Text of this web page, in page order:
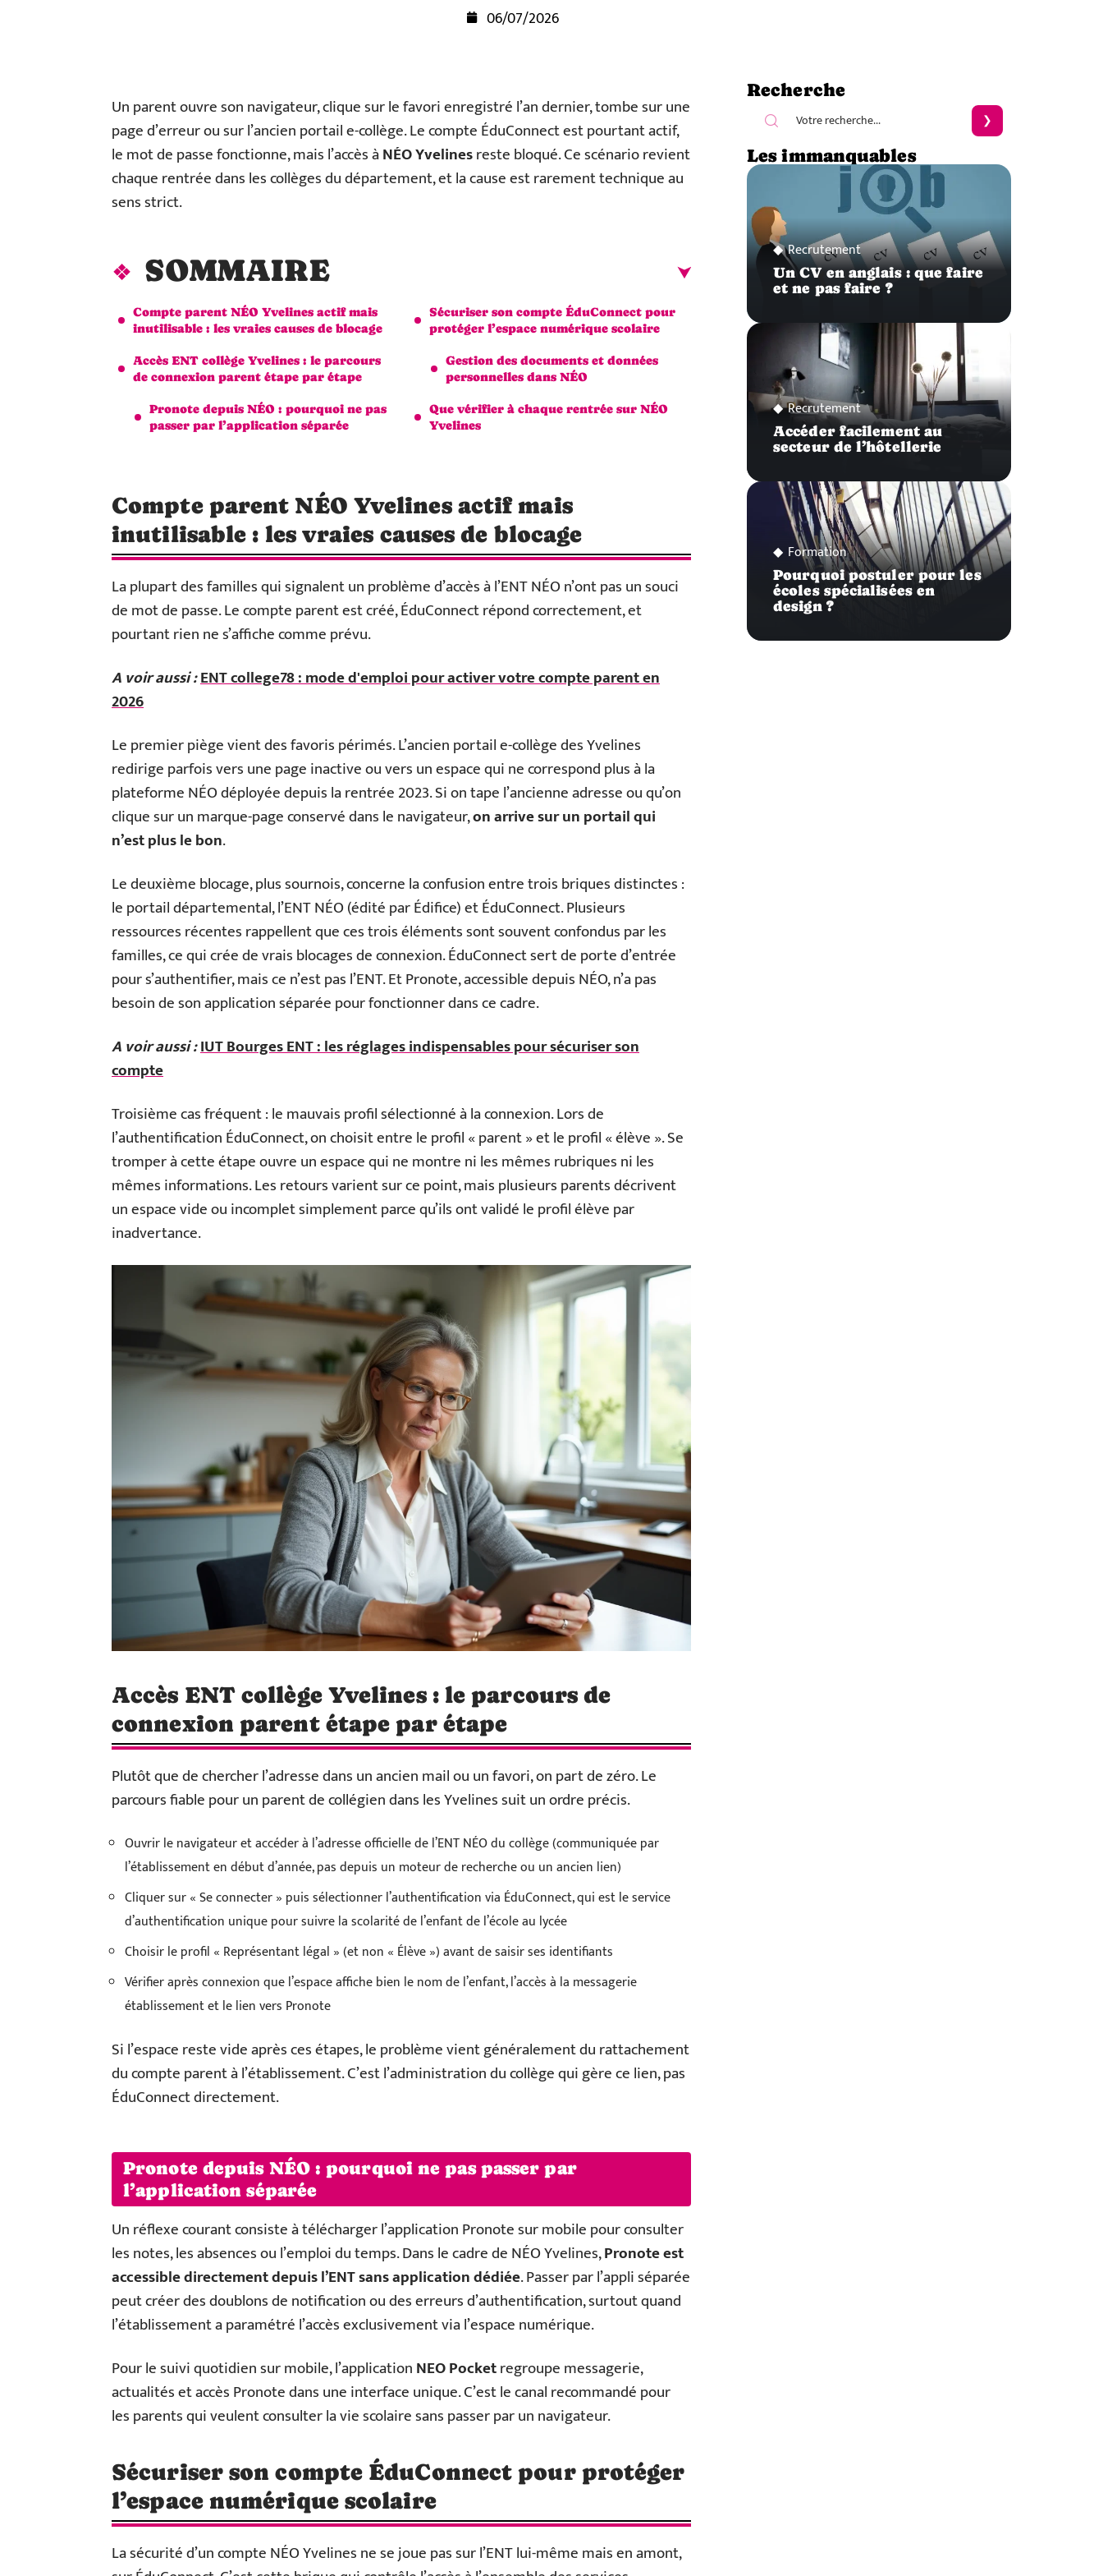
06/07/2026
Un parent ouvre son navigateur, clique sur le favori enregistré l’an dernier, tombe sur une
page d’erreur ou sur l’ancien portail e-collège. Le compte ÉduConnect est pourtant actif,
le mot de passe fonctionne, mais l’accès àNÉO Yvelinesreste bloqué. Ce scénario revient
chaque rentrée dans les collèges du département, et la cause est rarement technique au
sens strict.
SOMMAIRE
Compte parent NÉO Yvelines actif mais
inutilisable : les vraies causes de blocage
Accès ENT collège Yvelines : le parcours
de connexion parent étape par étape
Pronote depuis NÉO : pourquoi ne pas
passer par l’application séparée
Sécuriser son compte ÉduConnect pour
protéger l’espace numérique scolaire
Gestion des documents et données
personnelles dans NÉO
Que vérifier à chaque rentrée sur NÉO
Yvelines
Compte parent NÉO Yvelines actif mais
inutilisable : les vraies causes de blocage
La plupart des familles qui signalent un problème d’accès à l’ENT NÉO n’ont pas un souci
de mot de passe. Le compte parent est créé, ÉduConnect répond correctement, et
pourtant rien ne s’affiche comme prévu.
A voir aussi :ENT college78 : mode d'emploi pour activer votre compte parent en
2026
Le premier piège vient des favoris périmés. L’ancien portail e-collège des Yvelines
redirige parfois vers une page inactive ou vers un espace qui ne correspond plus à la
plateforme NÉO déployée depuis la rentrée 2023. Si on tape l’ancienne adresse ou qu’on
clique sur un marque-page conservé dans le navigateur,on arrive sur un portail qui
n’est plus le bon.
Le deuxième blocage, plus sournois, concerne la confusion entre trois briques distinctes :
le portail départemental, l’ENT NÉO (édité par Édifice) et ÉduConnect. Plusieurs
ressources récentes rappellent que ces trois éléments sont souvent confondus par les
familles, ce qui crée de vrais blocages de connexion. ÉduConnect sert de porte d’entrée
pour s’authentifier, mais ce n’est pas l’ENT. Et Pronote, accessible depuis NÉO, n’a pas
besoin de son application séparée pour fonctionner dans ce cadre.
A voir aussi :IUT Bourges ENT : les réglages indispensables pour sécuriser son
compte
Troisième cas fréquent : le mauvais profil sélectionné à la connexion. Lors de
l’authentification ÉduConnect, on choisit entre le profil « parent » et le profil « élève ». Se
tromper à cette étape ouvre un espace qui ne montre ni les mêmes rubriques ni les
mêmes informations. Les retours varient sur ce point, mais plusieurs parents décrivent
un espace vide ou incomplet simplement parce qu’ils ont validé le profil élève par
inadvertance.
Accès ENT collège Yvelines : le parcours de
connexion parent étape par étape
Plutôt que de chercher l’adresse dans un ancien mail ou un favori, on part de zéro. Le
parcours fiable pour un parent de collégien dans les Yvelines suit un ordre précis.
Ouvrir le navigateur et accéder à l’adresse officielle de l’ENT NÉO du collège (communiquée par
l’établissement en début d’année, pas depuis un moteur de recherche ou un ancien lien)
Cliquer sur « Se connecter » puis sélectionner l’authentification via ÉduConnect, qui est le service
d’authentification unique pour suivre la scolarité de l’enfant de l’école au lycée
Choisir le profil « Représentant légal » (et non « Élève ») avant de saisir ses identifiants
Vérifier après connexion que l’espace affiche bien le nom de l’enfant, l’accès à la messagerie
établissement et le lien vers Pronote
Si l’espace reste vide après ces étapes, le problème vient généralement du rattachement
du compte parent à l’établissement. C’est l’administration du collège qui gère ce lien, pas
ÉduConnect directement.
Pronote depuis NÉO : pourquoi ne pas passer par
l’application séparée
Un réflexe courant consiste à télécharger l’application Pronote sur mobile pour consulter
les notes, les absences ou l’emploi du temps. Dans le cadre de NÉO Yvelines,Pronote est
accessible directement depuis l’ENT sans application dédiée. Passer par l’appli séparée
peut créer des doublons de notification ou des erreurs d’authentification, surtout quand
l’établissement a paramétré l’accès exclusivement via l’espace numérique.
Pour le suivi quotidien sur mobile, l’applicationNEO Pocketregroupe messagerie,
actualités et accès Pronote dans une interface unique. C’est le canal recommandé pour
les parents qui veulent consulter la vie scolaire sans passer par un navigateur.
Sécuriser son compte ÉduConnect pour protéger
l’espace numérique scolaire
La sécurité d’un compte NÉO Yvelines ne se joue pas sur l’ENT lui-même mais en amont,
Recherche
Les immanquables
Recrutement
Un CV en anglais : que faire
et ne pas faire ?
Recrutement
Accéder facilement au
secteur de l’hôtellerie
Formation
Pourquoi postuler pour les
écoles spécialisées en
design ?